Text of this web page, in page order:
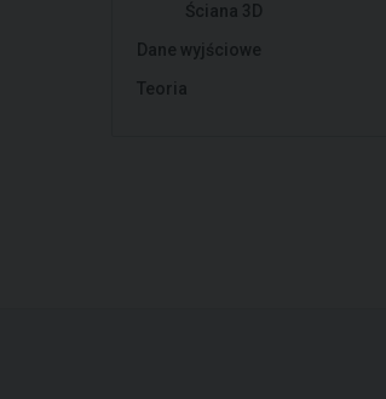
Ściana 3D
Dane wyjściowe
Teoria